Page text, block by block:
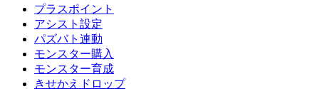
プラスポイント
アシスト設定
パズバト連動
モンスター購入
モンスター育成
きせかえドロップ